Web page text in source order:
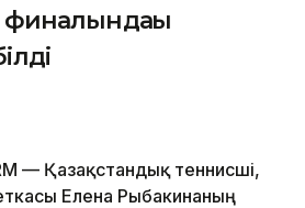
финалындағы
— Қазақстандық теннисші,
Елена Рыбакинаның